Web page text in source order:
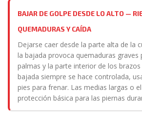
BAJAR DE GOLPE DESDE LO ALTO —
QUEMADURAS Y CAÍDA
Dejarse caer desde la parte alta de la
la bajada provoca quemaduras graves
palmas y la parte interior de los brazos
bajada siempre se hace controlada,
pies para frenar. Las medias largas o
protección básica para las piernas